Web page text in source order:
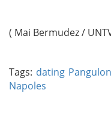
( Mai Bermudez /
Tags: dating
Napoles